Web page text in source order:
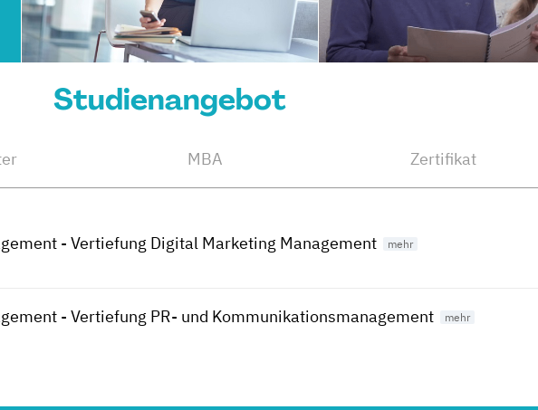
Studienangebot
MBA Zertifikat
- Vertiefung Digital Marketing Management
- Vertiefung PR- und Kommunikationsmanagement